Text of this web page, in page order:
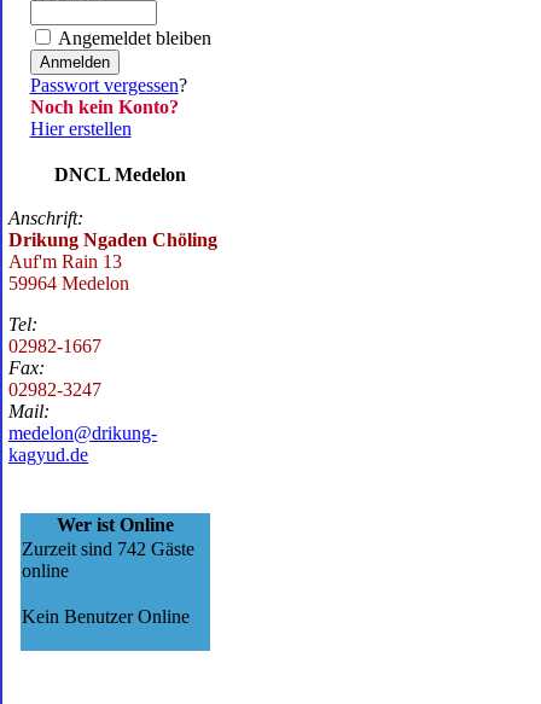
Angemeldet bleiben
Passwort vergessen?
Noch kein Konto?
Hier erstellen
DNCL Medelon
Anschrift:
Drikung Ngaden Chöling
Auf'm Rain 13
59964 Medelon
Tel:
02982-1667
Fax:
02982-3247
Mail:
medelon@drikung-
kagyud.de
Wer ist Online
Zurzeit sind 742 Gäste
online
Kein Benutzer Online